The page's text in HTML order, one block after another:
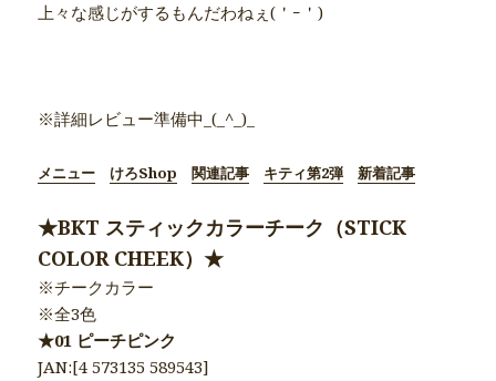
上々な感じがするもんだわねぇ(＇ｰ＇)
※詳細レビュー準備中_(_^_)_
メニュー けろShop 関連記事 キティ第2弾 新着記事
★BKT スティックカラーチーク（STICK
COLOR CHEEK）★
※チークカラー
※全3色
★01 ピーチピンク
JAN:[4 573135 589543]